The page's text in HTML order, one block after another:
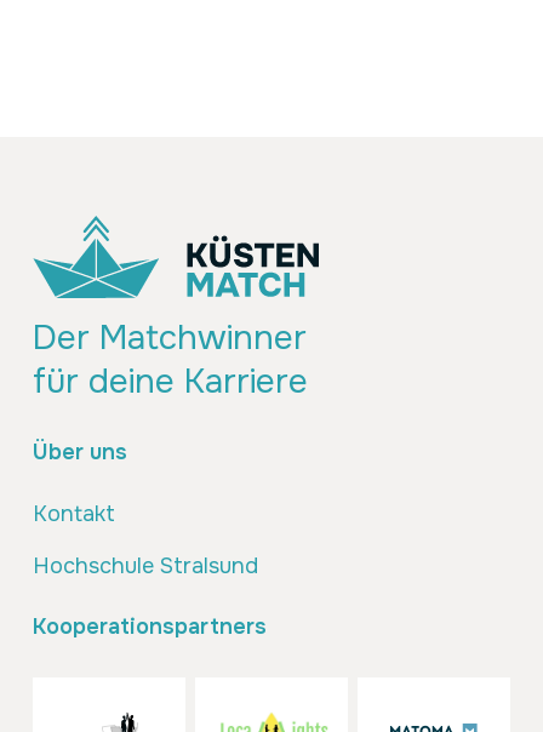
Der Matchwinner
für deine Karriere
Über uns
Kontakt
Hochschule Stralsund
Kooperationspartners